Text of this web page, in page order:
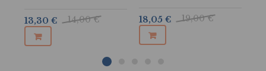
14,00 €
13,30 € 19,00 €
18,05 €